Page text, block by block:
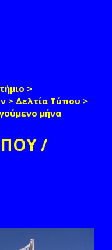
>
> Δελτία Τύπου >
μήνα
/